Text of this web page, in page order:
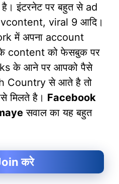
इंटरनेट पर बहुत से ad
viral 9 आदि।
में अपना account
content को फेसबुक पर
के आने पर आपको पैसे
Country से आते है तो
मिलते है। Facebook
सवाल का यह बहुत
करे